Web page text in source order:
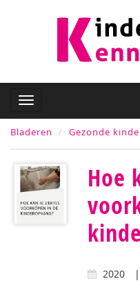
Bladeren Gezonde
Hoe
2020 |